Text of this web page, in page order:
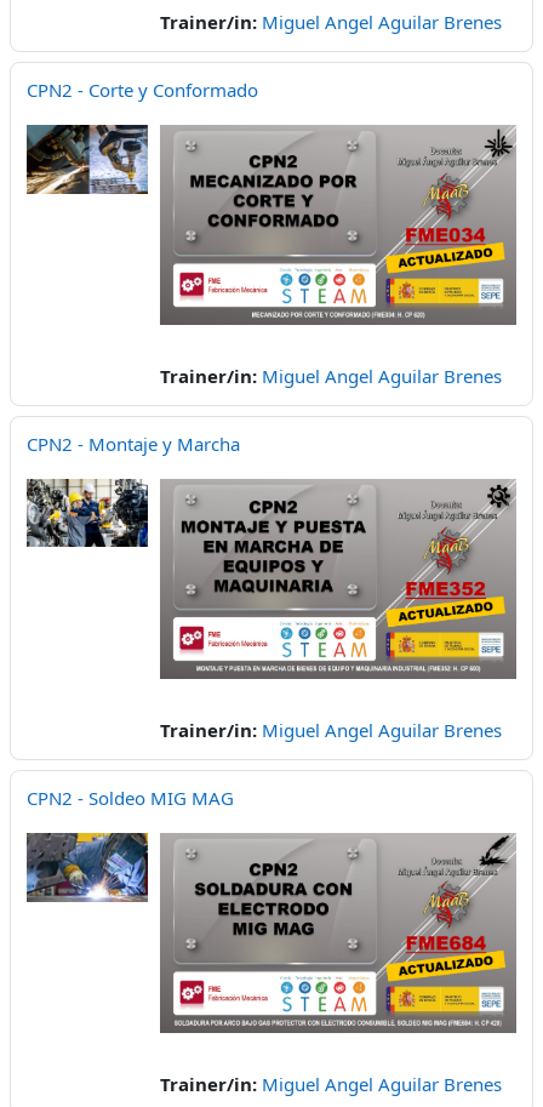
Trainer/in: Miguel Angel Aguilar Brenes
CPN2 - Corte y Conformado
Trainer/in: Miguel Angel Aguilar Brenes
CPN2 - Montaje y Marcha
Trainer/in: Miguel Angel Aguilar Brenes
CPN2 - Soldeo MIG MAG
Trainer/in: Miguel Angel Aguilar Brenes